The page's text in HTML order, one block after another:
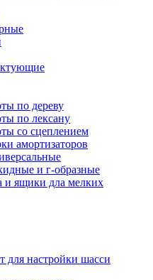
по дереву
по лексану
со сцеплением
амортизаторов
и г-образные
и ящики дла мелких
для настройки шасси